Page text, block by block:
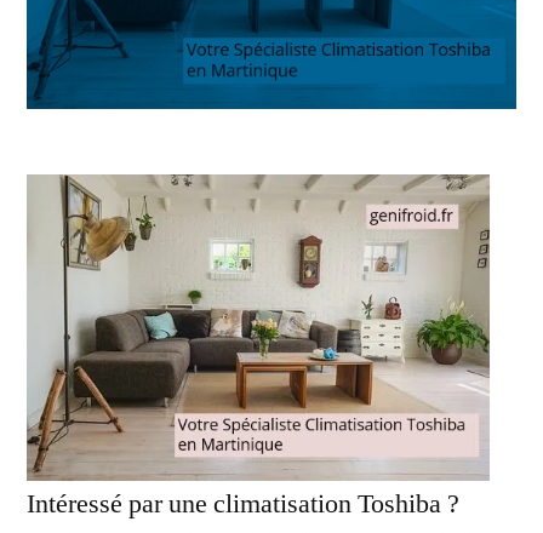
Intéressé par une climatisation Toshiba ?